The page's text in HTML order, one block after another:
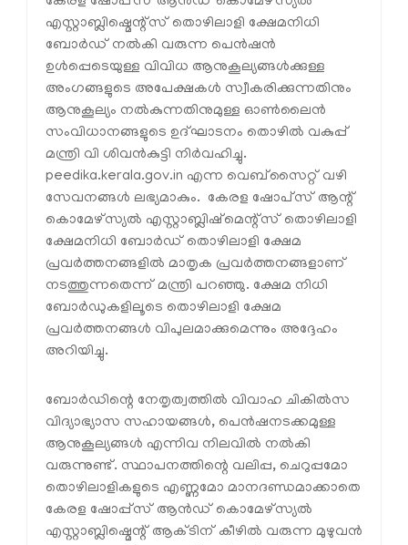
എസ്റ്റാബ്ലിഷ്മെന്റ്സ് തൊഴിലാളി ക്ഷേമനിധി
ബോർഡ് നൽകി വരുന്ന പെൻഷൻ
ഉൾപ്പെടെയുള്ള വിവിധ ആനുകൂല്യങ്ങൾക്കുള്ള
അംഗങ്ങളുടെ അപേക്ഷകൾ സ്വീകരിക്കുന്നതിനും
ആനുകൂല്യം നൽകുന്നതിനുമുള്ള ഓൺലൈൻ
സംവിധാനങ്ങളുടെ ഉദ്ഘാടനം തൊഴിൽ വകുപ്പ്
മന്ത്രി വി ശിവൻകുട്ടി നിർവഹിച്ചു.
peedika.kerala.gov.in എന്ന വെബ്‌സൈറ്റ് വഴി
സേവനങ്ങൾ ലഭ്യമാകും. കേരള ഷോപ്‌സ് ആന്റ്
കൊമേഴ്‌സ്യൽ എസ്റ്റാബ്ലിഷ്‌മെന്റ്‌സ് തൊഴിലാളി
ക്ഷേമനിധി ബോർഡ് തൊഴിലാളി ക്ഷേമ
പ്രവർത്തനങ്ങളിൽ മാതൃക പ്രവർത്തനങ്ങളാണ്
നടത്തുന്നതെന്ന് മന്ത്രി പറഞ്ഞു. ക്ഷേമ നിധി
ബോർഡുകളിലൂടെ തൊഴിലാളി ക്ഷേമ
പ്രവർത്തനങ്ങൾ വിപുലമാക്കുമെന്നും അദ്ദേഹം
അറിയിച്ചു.
ബോർഡിന്റെ നേതൃത്വത്തിൽ വിവാഹ ചികിൽസ
വിദ്യാഭ്യാസ സഹായങ്ങൾ, പെൻഷനടക്കമുള്ള
ആനുകൂല്യങ്ങൾ എന്നിവ നിലവിൽ നൽകി
വരുന്നുണ്ട്. സ്ഥാപനത്തിന്റെ വലിപ്പ, ചെറുപ്പമോ
തൊഴിലാളികളുടെ എണ്ണമോ മാനദണ്ഡമാക്കാതെ
കേരള ഷോപ്പ്സ് ആൻഡ് കൊമേഴ്സ്യൽ
എസ്റ്റാബ്ലിഷ്മെന്റ് ആക്ടിന് കീഴിൽ വരുന്ന മുഴുവൻ